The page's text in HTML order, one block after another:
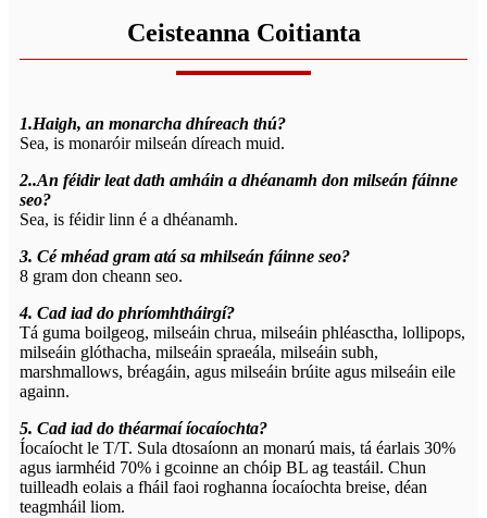
Ceisteanna Coitianta
1.Haigh, an monarcha dhíreach thú?
Sea, is monaróir milseán díreach muid.
2..An féidir leat dath amháin a dhéanamh don milseán fáinne
seo?
Sea, is féidir linn é a dhéanamh.
3. Cé mhéad gram atá sa mhilseán fáinne seo?
8 gram don cheann seo.
4. Cad iad do phríomhtháirgí?
Tá guma boilgeog, milseáin chrua, milseáin phléasctha, lollipops,
milseáin glóthacha, milseáin spraeála, milseáin subh,
marshmallows, bréagáin, agus milseáin brúite agus milseáin eile
againn.
5. Cad iad do théarmaí íocaíochta?
Íocaíocht le T/T. Sula dtosaíonn an monarú mais, tá éarlais 30%
agus iarmhéid 70% i gcoinne an chóip BL ag teastáil. Chun
tuilleadh eolais a fháil faoi roghanna íocaíochta breise, déan
teagmháil liom.